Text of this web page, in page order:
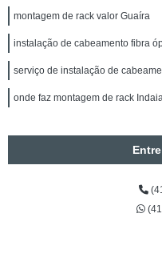
montagem de rack valor Guaíra
instalação de cabeamento fibra
serviço de instalação de
onde faz montagem de rack